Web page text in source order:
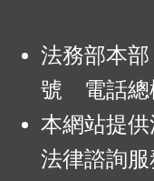
法務部本部
號 電話總
本網站提
法律諮詢服